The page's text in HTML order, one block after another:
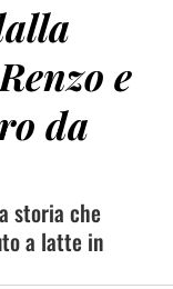
e
da
storia che
a latte in